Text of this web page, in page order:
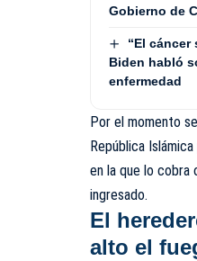
Gobierno de
“El cáncer
Biden habló
enfermedad
Por el momento
República
en la que lo cobra
ingresado.
El
alto el